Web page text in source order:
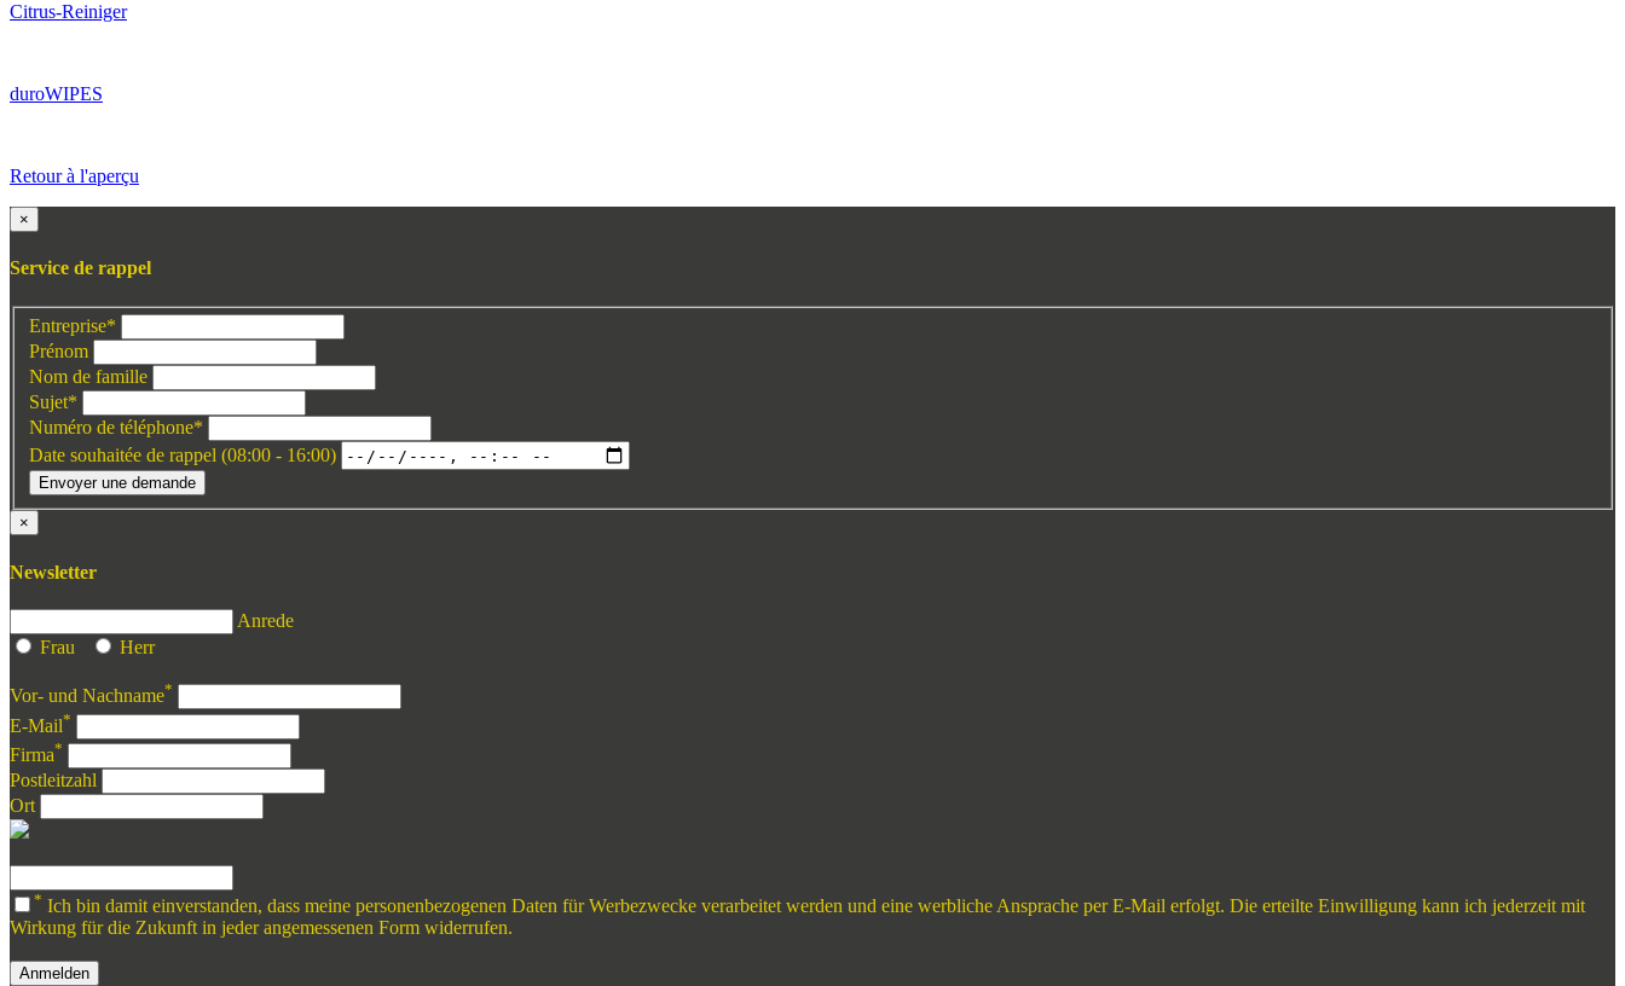
Citrus-Reiniger
duroWIPES
Retour à l'aperçu
×
Service de rappel
Entreprise*
Prénom
Nom de famille
Sujet*
Numéro de téléphone*
Date souhaitée de rappel (08:00 - 16:00)
Envoyer une demande
×
Newsletter
Anrede
Frau
Herr
Vor- und Nachname*
E-Mail*
Firma*
Postleitzahl
Ort
* Ich bin damit einverstanden, dass meine personenbezogenen Daten für Werbezwecke verarbeitet werden und eine werbliche Ansprache per E-Mail erfolgt. Die erteilte Einwilligung kann ich jederzeit mit
Wirkung für die Zukunft in jeder angemessenen Form widerrufen.
Anmelden